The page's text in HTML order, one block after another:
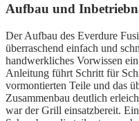
Aufbau und
Der Aufbau des Everdure
überraschend einfach und
handwerkliches Vorwissen
Anleitung führt Schritt für
vormontierten Teile und das
Zusammenbau deutlich
war der Grill einsatzbereit.